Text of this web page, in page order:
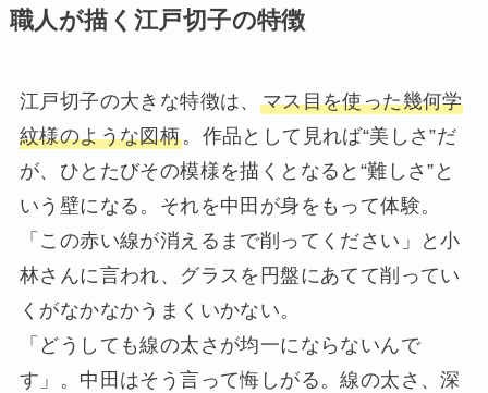
職人が描く江戸切子の特徴
江戸切子の大きな特徴は、 マス目を使った幾何学
紋様のような図柄。作品として見れば“美しさ”だ
が、ひとたびその模様を描くとなると“難しさ”と
いう壁になる。それを中田が身をもって体験。
「この赤い線が消えるまで削ってください」と小
林さんに言われ、グラスを円盤にあてて削ってい
くがなかなかうまくいかない。
「どうしても線の太さが均一にならないんで
す」。中田はそう言って悔しがる。線の太さ、深